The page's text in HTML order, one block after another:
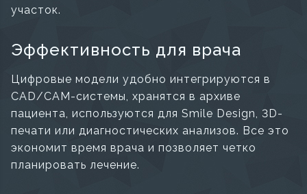
участок.
Эффективность для врача
Цифровые модели удобно интегрируются в
CAD/CAM-системы, хранятся в архиве
пациента, используются для Smile Design, 3D-
печати или диагностических анализов. Все это
экономит время врача и позволяет четко
планировать лечение.